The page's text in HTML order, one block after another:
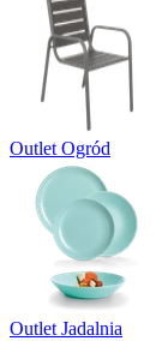
Outlet Ogród
Outlet Jadalnia